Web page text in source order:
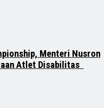
Menteri Nusron
Atlet Disabilitas